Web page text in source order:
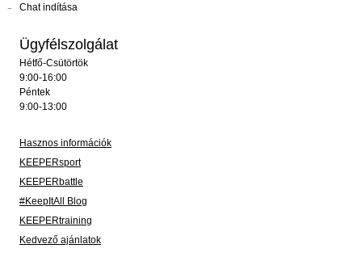
Chat indítása
Ügyfélszolgálat
Hétfő-Csütörtök
9:00-16:00
Péntek
9:00-13:00
Hasznos információk
KEEPERsport
KEEPERbattle
#KeepItAll Blog
KEEPERtraining
Kedvező ajánlatok